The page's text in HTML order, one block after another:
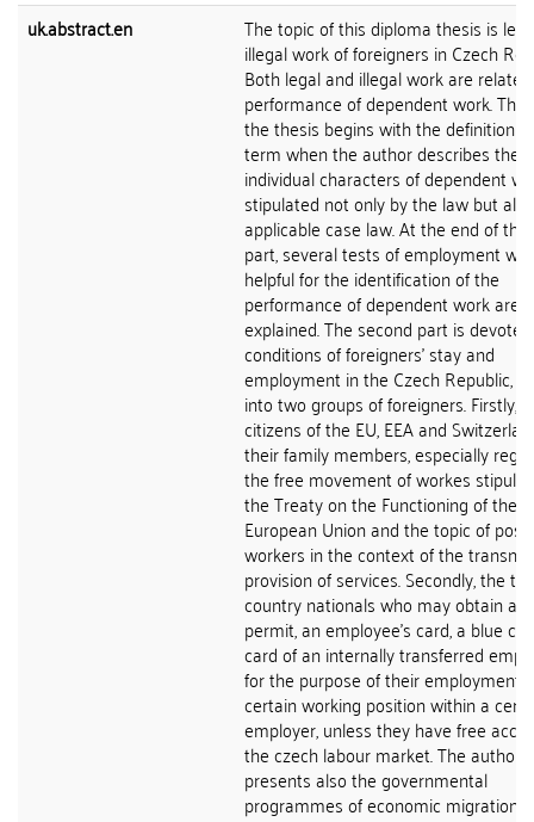
uk.abstract.en
The topic of this diploma thesis is
illegal work of foreigners in Czech
Both legal and illegal work are
performance of dependent work.
the thesis begins with the definition
term when the author describes the
individual characters of dependent
stipulated not only by the law but
applicable case law. At the end of
part, several tests of employment
helpful for the identification of the
performance of dependent work are
explained. The second part is
conditions of foreigners' stay and
employment in the Czech Republic,
into two groups of foreigners. Firstly,
citizens of the EU, EEA and
their family members, especially
the free movement of workes
the Treaty on the Functioning of the
European Union and the topic of
workers in the context of the
provision of services. Secondly, the
country nationals who may obtain a
permit, an employee's card, a blue
card of an internally transferred
for the purpose of their employment
certain working position within a
employer, unless they have free
the czech labour market. The author
presents also the governmental
programmes of economic migration....